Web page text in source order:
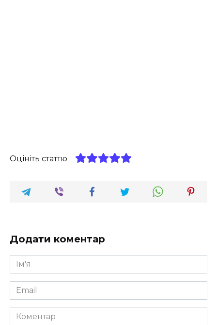
Оцініть статтю
Додати коментар
Ім'я
*
Email
*
Коментар